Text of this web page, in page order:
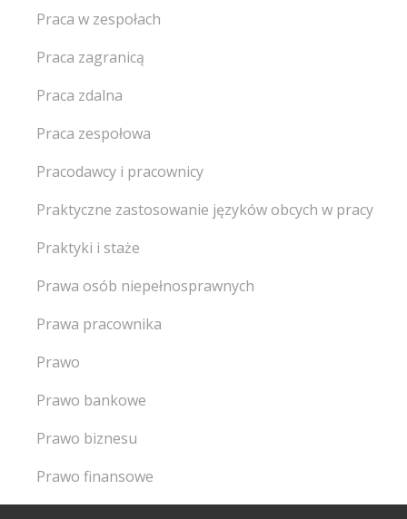
Praca w zespołach
Praca zagranicą
Praca zdalna
Praca zespołowa
Pracodawcy i pracownicy
Praktyczne zastosowanie języków obcych w pracy
Praktyki i staże
Prawa osób niepełnosprawnych
Prawa pracownika
Prawo
Prawo bankowe
Prawo biznesu
Prawo finansowe